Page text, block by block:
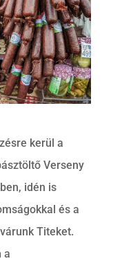
kerül a
Verseny
idén is
és a
Titeket.
a